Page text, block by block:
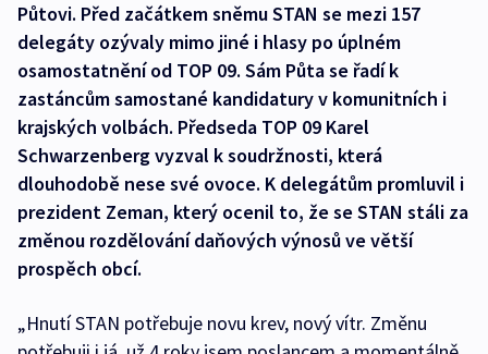
Půtovi. Před začátkem sněmu STAN se mezi 157
delegáty ozývaly mimo jiné i hlasy po úplném
osamostatnění od TOP 09. Sám Půta se řadí k
zastáncům samostané kandidatury v komunitních i
krajských volbách. Předseda TOP 09 Karel
Schwarzenberg vyzval k soudržnosti, která
dlouhodobě nese své ovoce. K delegátům promluvil i
prezident Zeman, který ocenil to, že se STAN stáli za
změnou rozdělování daňových výnosů ve větší
prospěch obcí.
„Hnutí STAN potřebuje novu krev, nový vítr. Změnu